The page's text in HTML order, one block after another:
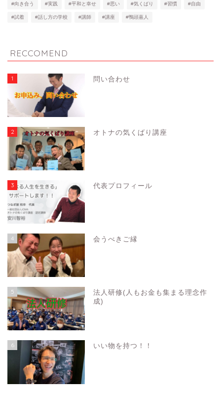
#向き合う #実践 #平和と幸せ #思い #気くばり #習慣 #自由
#試着 #話し方の学校 #講師 #講座 #鴨頭嘉人
RECCOMEND
1 問い合わせ
2 オトナの気くばり講座
3 代表プロフィール
4 会うべきご縁
5
法人研修(人もお金も集まる理念作
成)
6 いい物を持つ！！